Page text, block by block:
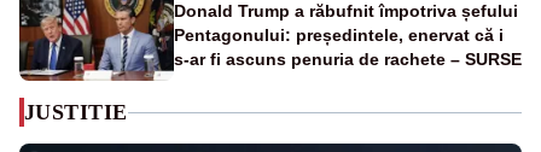
Donald Trump a răbufnit împotriva șefului
Pentagonului: președintele, enervat că i
s-ar fi ascuns penuria de rachete – SURSE
JUSTITIE